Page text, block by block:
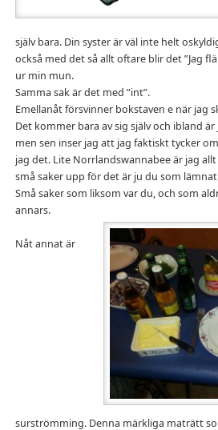
själv bara. Din syster är väl inte helt
också med det så allt oftare blir det ”Jag
ur min mun.
Samma sak är det med ”int”.
Emellanåt försvinner bokstaven e när jag
Det kommer bara av sig själv och ibland
men sen inser jag att jag faktiskt tycker
jag det. Lite Norrlandswannabee är jag
små saker upp för det är ju du som
Små saker som liksom var du, och som
annars.
Nåt annat är
surströmming. Denna märkliga maträtt